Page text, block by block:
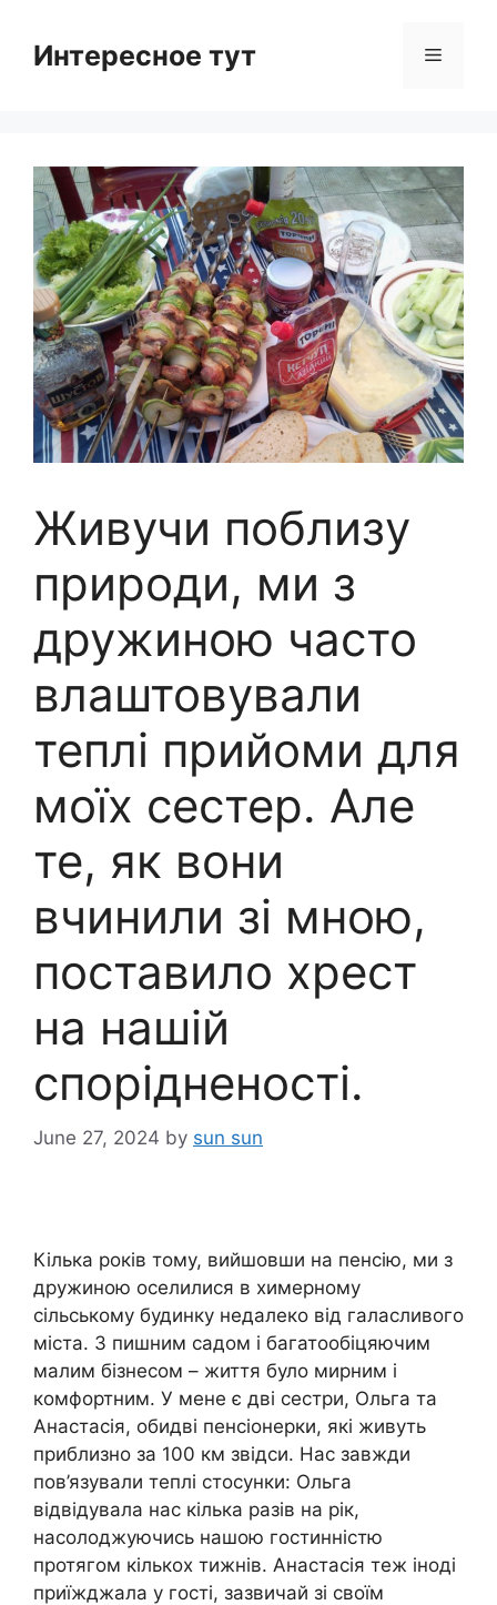
contentИнтересное тут Menu
Живучи поблизу
природи, ми з
дружиною часто
влаштовували
теплі прийоми для
моїх сестер. Але
те, як вони
вчинили зі мною,
поставило хрест
на нашій
спорідненості.
June 27, 2024 by sun sun
Кілька років тому, вийшовши на пенсію, ми з
дружиною оселилися в химерному
сільському будинку недалеко від галасливого
міста. З пишним садом і багатообіцяючим
малим бізнесом – життя було мирним і
комфортним. У мене є дві сестри, Ольга та
Анастасія, обидві пенсіонерки, які живуть
приблизно за 100 км звідси. Нас завжди
пов’язували теплі стосунки: Ольга
відвідувала нас кілька разів на рік,
насолоджуючись нашою гостинністю
протягом кількох тижнів. Анастасія теж іноді
приїжджала у гості, зазвичай зі своїм